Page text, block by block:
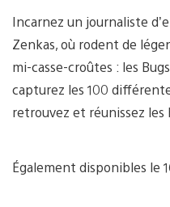
Incarnez un journaliste
Zenkas, où rodent de
mi-casse-croûtes : les
capturez les 100
retrouvez et réunissez les
Également disponibles le